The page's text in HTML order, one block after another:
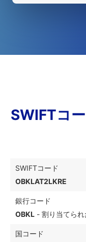
SWIFTコ
SWIFTコード
OBKLAT2LKRE
銀行コード
OBKL - 割り当てら
国コード